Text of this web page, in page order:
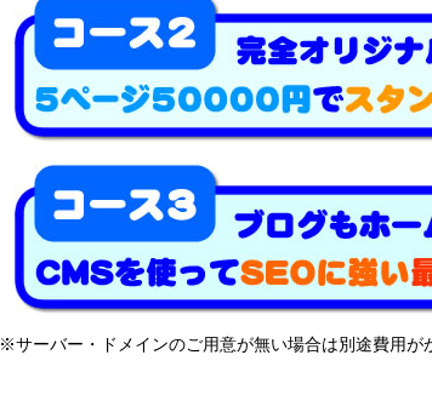
※サーバー・ドメインのご用意が無い場合は別途費用が